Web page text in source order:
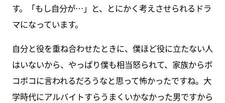
す。「もし自分が…」と、とにかく考えさせられるドラ
マになっています。
自分と役を重ね合わせたときに、僕ほど役に立たない人
はいないから、やっぱり僕も相当怒られて、家族からボ
コボコに言われるだろうなと思って怖かったですね。大
学時代にアルバイトすらうまくいかなかった男ですから